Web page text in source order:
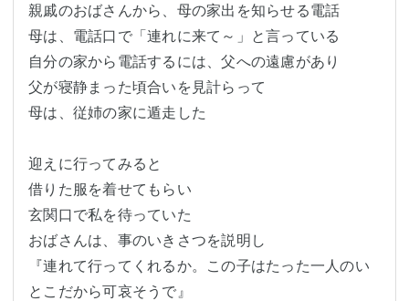
親戚のおばさんから、母の家出を知らせる電話
母は、電話口で「連れに来て～」と言っている
自分の家から電話するには、父への遠慮があり
父が寝静まった頃合いを見計らって
母は、従姉の家に遁走した
迎えに行ってみると
借りた服を着せてもらい
玄関口で私を待っていた
おばさんは、事のいきさつを説明し
『連れて行ってくれるか。この子はたった一人のい
とこだから可哀そうで』